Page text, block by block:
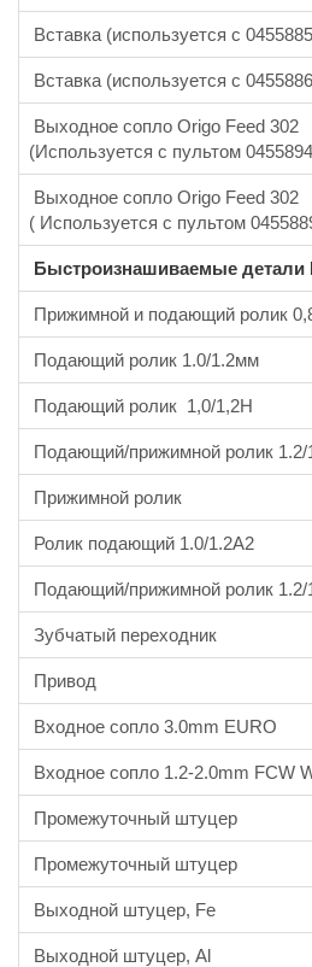
Вставка (используется с
Вставка (используется с
Выходное сопло Origo Feed 302
(Используется с пультом
Выходное сопло Origo Feed 302
( Используется с пультом
Быстроизнашиваемые детали
Прижимной и подающий ролик
Подающий ролик 1.0/1.2мм
Подающий ролик 1,0/1,2H
Подающий/прижимной ролик 1.2/
Прижимной ролик
Ролик подающий 1.0/1.2A2
Подающий/прижимной ролик
Зубчатый переходник
Привод
Входное сопло 3.0mm EURO
Входное сопло 1.2-2.0mm FCW
Промежуточный штуцер
Промежуточный штуцер
Выходной штуцер, Fe
Выходной штуцер, Al